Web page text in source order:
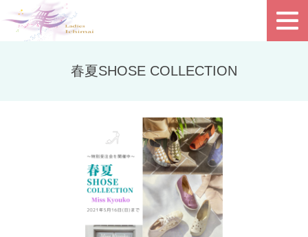
春夏SHOSE COLLECTION